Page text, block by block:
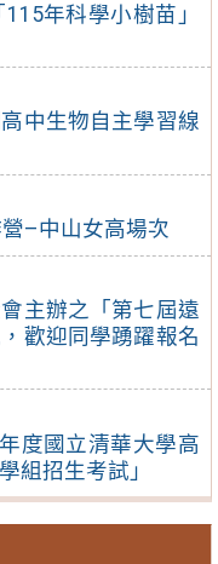
年科學小樹苗」
中生物自主學習線
–中山女高場次
主辦之「第七屆遠
歡迎同學踴躍報名
度國立清華大學高
組招生考試」